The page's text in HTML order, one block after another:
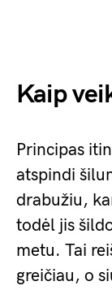
Kaip
Principas
atspindi
drabužiu,
todėl jis
metu. Tai
greičiau, o